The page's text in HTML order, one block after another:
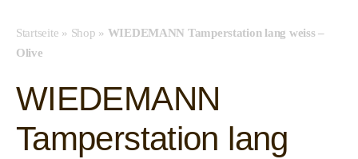
Startseite » Shop » WIEDEMANN Tamperstation lang weiss –
Olive
WIEDEMANN
Tamperstation lang